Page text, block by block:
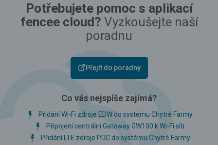
Potřebujete pomoc s aplikací
fencee cloud? Vyzkoušejte naší
poradnu
Přejít do poradny
Co vás nejspíše zajímá?
Přidání Wi-Fi zdroje EDW do systému Chytré Farmy
Připojení centrální Gateway GW100 k Wi-Fi síti
Přidání LTE zdroje PDC do systému Chytré Farmy